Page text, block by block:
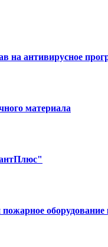
антивирусное
материала